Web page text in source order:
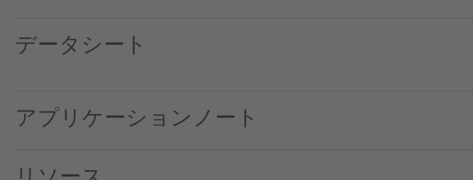
データシート
アプリケーションノート